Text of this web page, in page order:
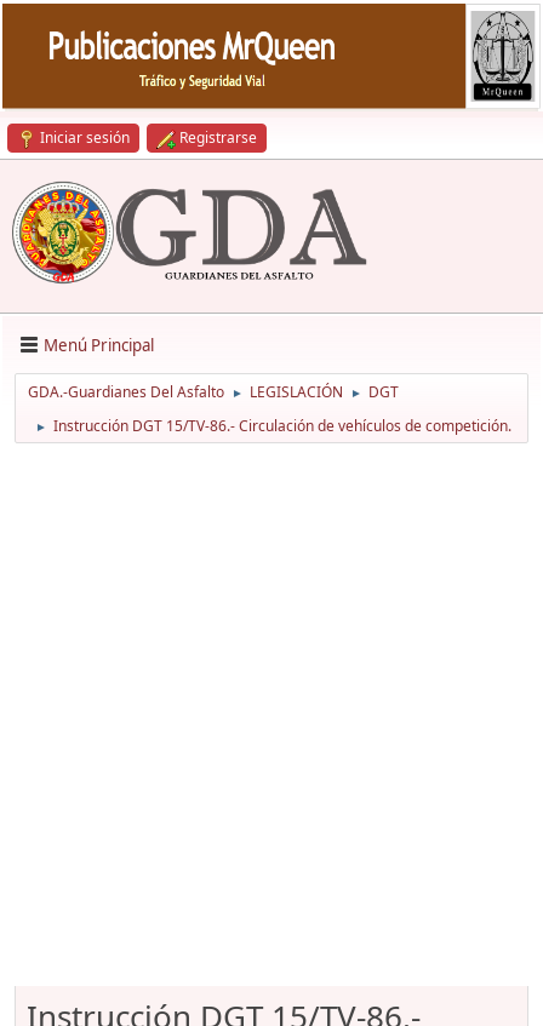
Iniciar sesión Registrarse
Menú Principal
GDA.-Guardianes Del Asfalto ► LEGISLACIÓN ► DGT
► Instrucción DGT 15/TV-86.- Circulación de vehículos de competición.
Instrucción DGT 15/TV-86.-